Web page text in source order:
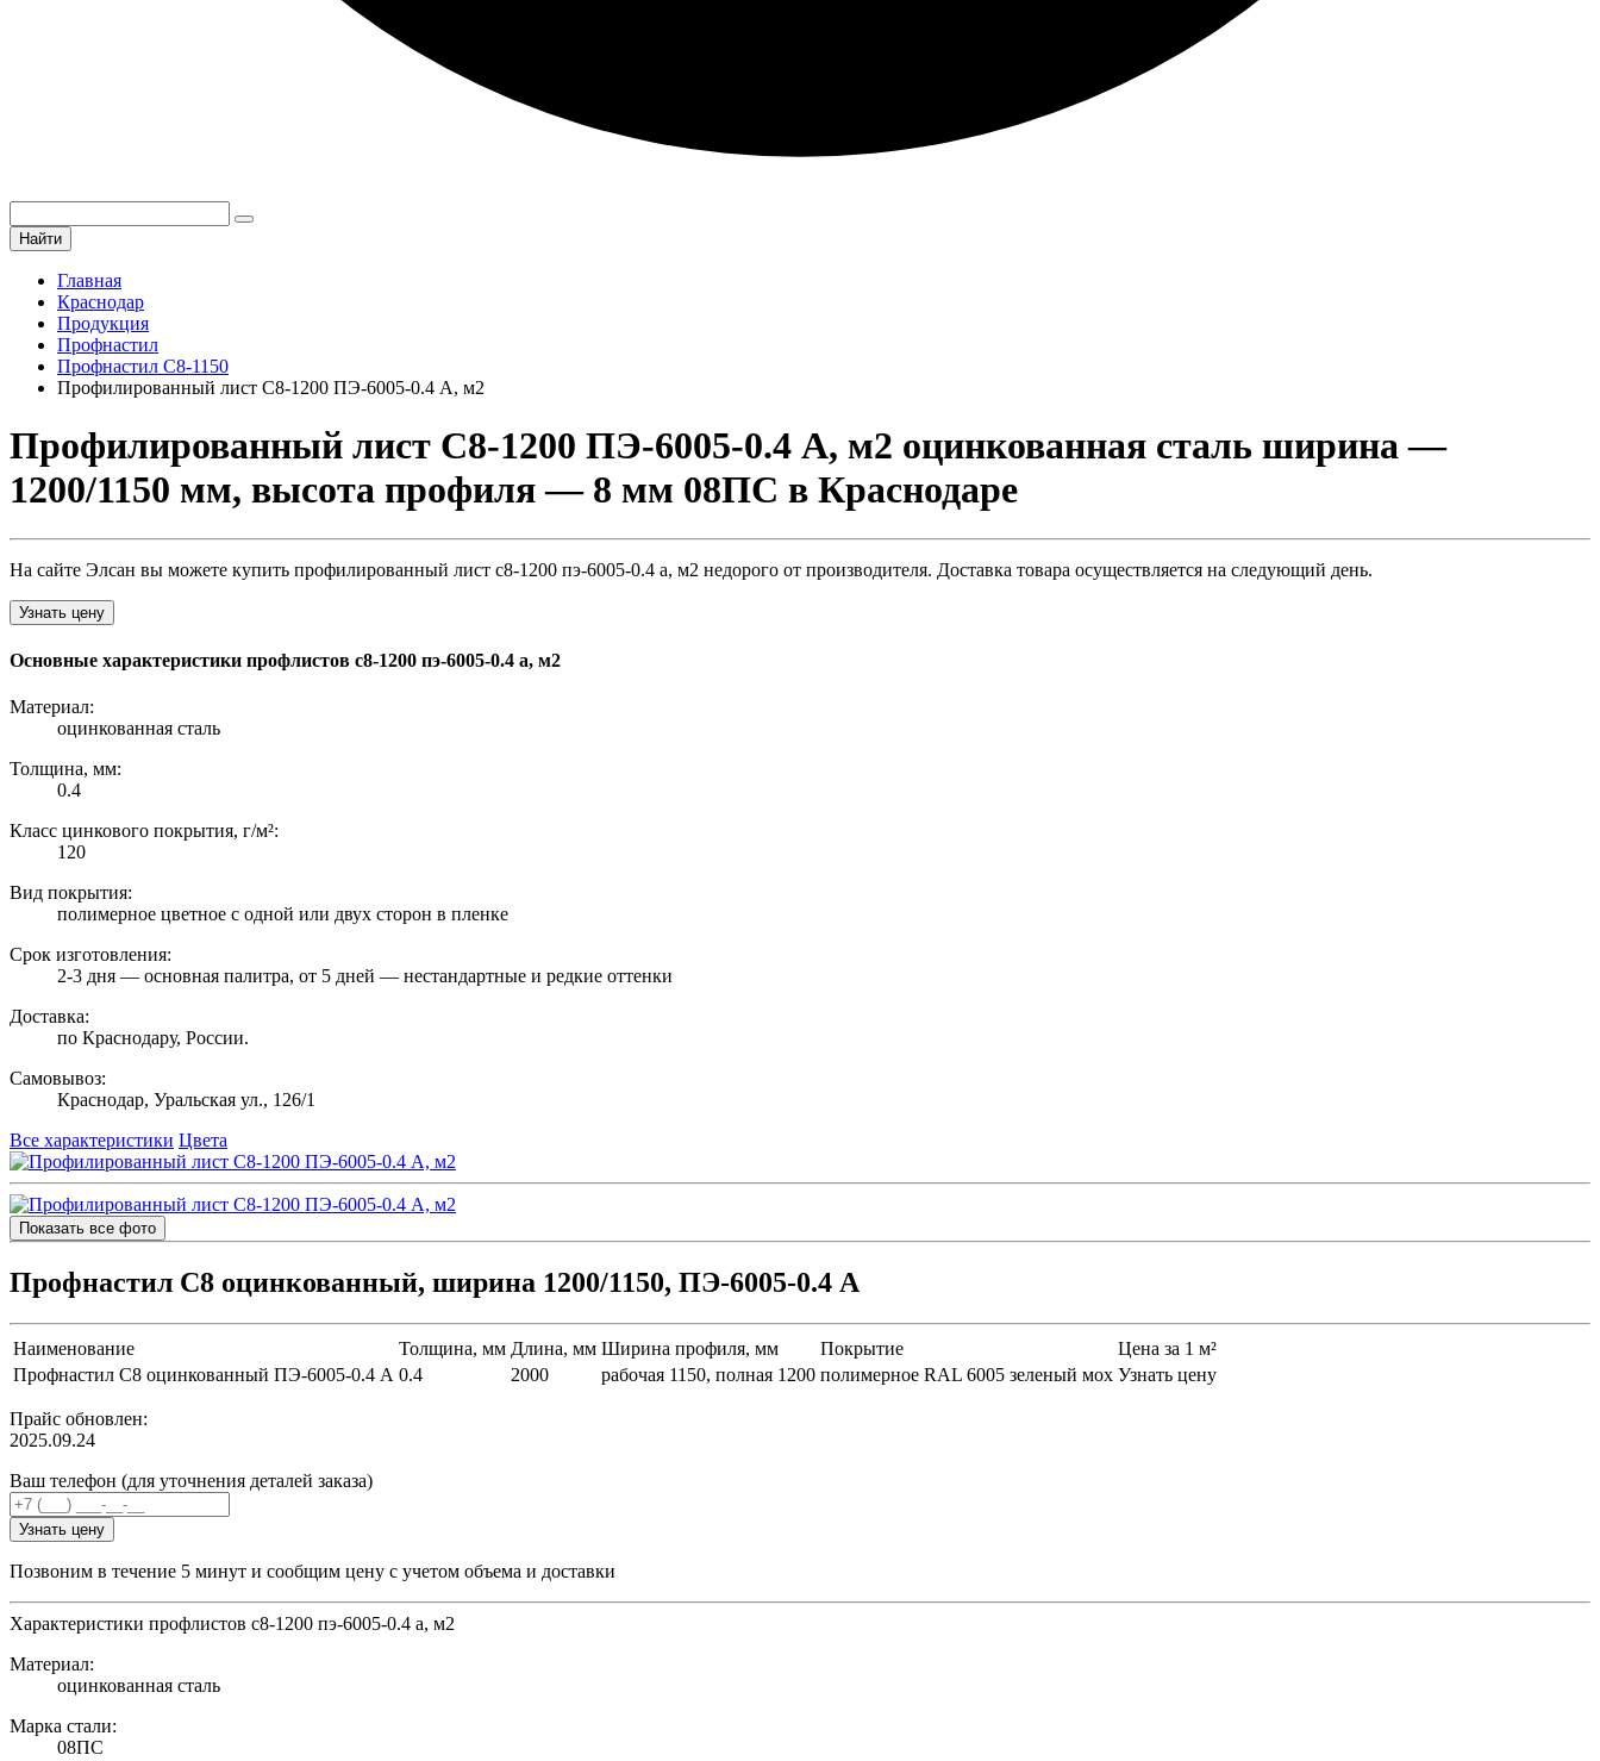
Найти
Главная
Краснодар
Продукция
Профнастил
Профнастил С8-1150
Профилированный лист С8-1200 ПЭ-6005-0.4 A, м2
Профилированный лист С8-1200 ПЭ-6005-0.4 A, м2 оцинкованная сталь ширина —
1200/1150 мм, высота профиля — 8 мм 08ПС в Краснодаре
На сайте Элсан вы можете купить профилированный лист с8-1200 пэ-6005-0.4 a, м2 недорого от производителя. Доставка товара осуществляется на следующий день.
Узнать цену
Основные характеристики профлистов с8-1200 пэ-6005-0.4 a, м2
Материал:
оцинкованная сталь
Толщина, мм:
0.4
Класс цинкового покрытия, г/м²:
120
Вид покрытия:
полимерное цветное с одной или двух сторон в пленке
Срок изготовления:
2-3 дня — основная палитра, от 5 дней — нестандартные и редкие оттенки
Доставка:
по Краснодару, России.
Самовывоз:
Краснодар, Уральская ул., 126/1
Все характеристики Цвета
Показать все фото
Профнастил С8 оцинкованный, ширина 1200/1150, ПЭ-6005-0.4 A
Наименование Толщина, мм Длина, мм Ширина профиля, мм Покрытие
Цена за 1 м²
Профнастил С8 оцинкованный ПЭ-6005-0.4 A 0.4 2000 рабочая 1150, полная 1200 полимерное RAL 6005 зеленый мох Узнать цену
Прайс обновлен:
2025.09.24
Ваш телефон (для уточнения деталей заказа)
Узнать цену
Позвоним в течение 5 минут и сообщим цену с учетом объема и доставки
Характеристики профлистов с8-1200 пэ-6005-0.4 a, м2
Материал:
оцинкованная сталь
Марка стали:
08ПС